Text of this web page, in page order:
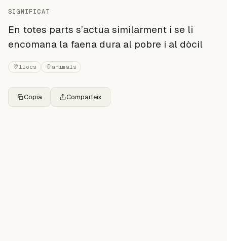
SIGNIFICAT
En totes parts s’actua similarment i se li
encomana la faena dura al pobre i al dòcil
llocs animals
Copia Comparteix